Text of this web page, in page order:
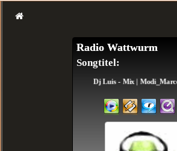
Radio Wattwurm
Songtitel:
Dj Luis - Mix | Modi_Marco